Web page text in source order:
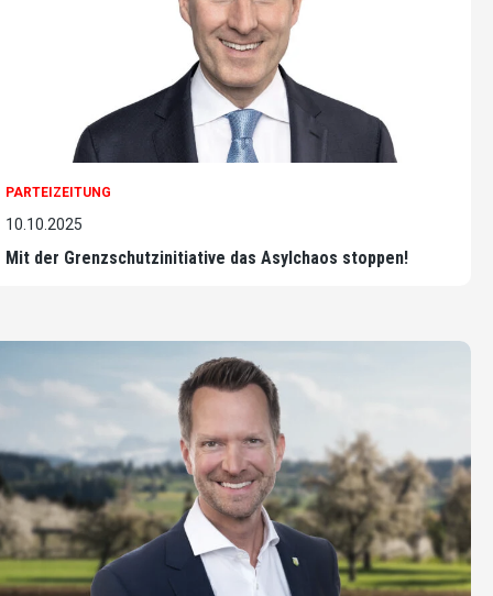
PARTEIZEITUNG
10.10.2025
Mit der Grenzschutzinitiative das Asylchaos stoppen!